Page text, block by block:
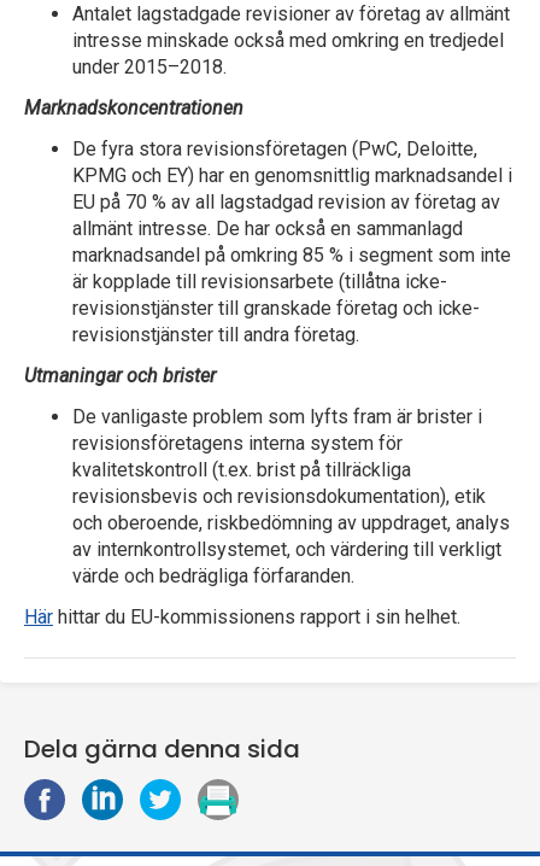
Antalet lagstadgade revisioner av företag av allmänt
intresse minskade också med omkring en tredjedel
under 2015–2018.
Marknadskoncentrationen
De fyra stora revisionsföretagen (PwC, Deloitte,
KPMG och EY) har en genomsnittlig marknadsandel i
EU på 70 % av all lagstadgad revision av företag av
allmänt intresse. De har också en sammanlagd
marknadsandel på omkring 85 % i segment som inte
är kopplade till revisionsarbete (tillåtna icke-
revisionstjänster till granskade företag och icke-
revisionstjänster till andra företag.
Utmaningar och brister
De vanligaste problem som lyfts fram är brister i
revisionsföretagens interna system för
kvalitetskontroll (t.ex. brist på tillräckliga
revisionsbevis och revisionsdokumentation), etik
och oberoende, riskbedömning av uppdraget, analys
av internkontrollsystemet, och värdering till verkligt
värde och bedrägliga förfaranden.
Här hittar du EU-kommissionens rapport i sin helhet.
Dela gärna denna sida
D
D
D
S